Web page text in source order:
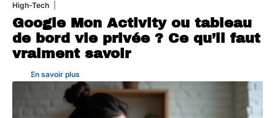
High-Tech
Google Mon Activity ou tableau
de bord vie privée ? Ce qu’il faut
vraiment savoir
En savoir plus